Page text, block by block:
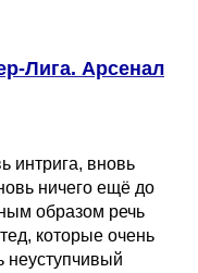
Лига. Арсенал
интрига, вновь
ничего ещё до
образом речь
которые очень
неуступчивый